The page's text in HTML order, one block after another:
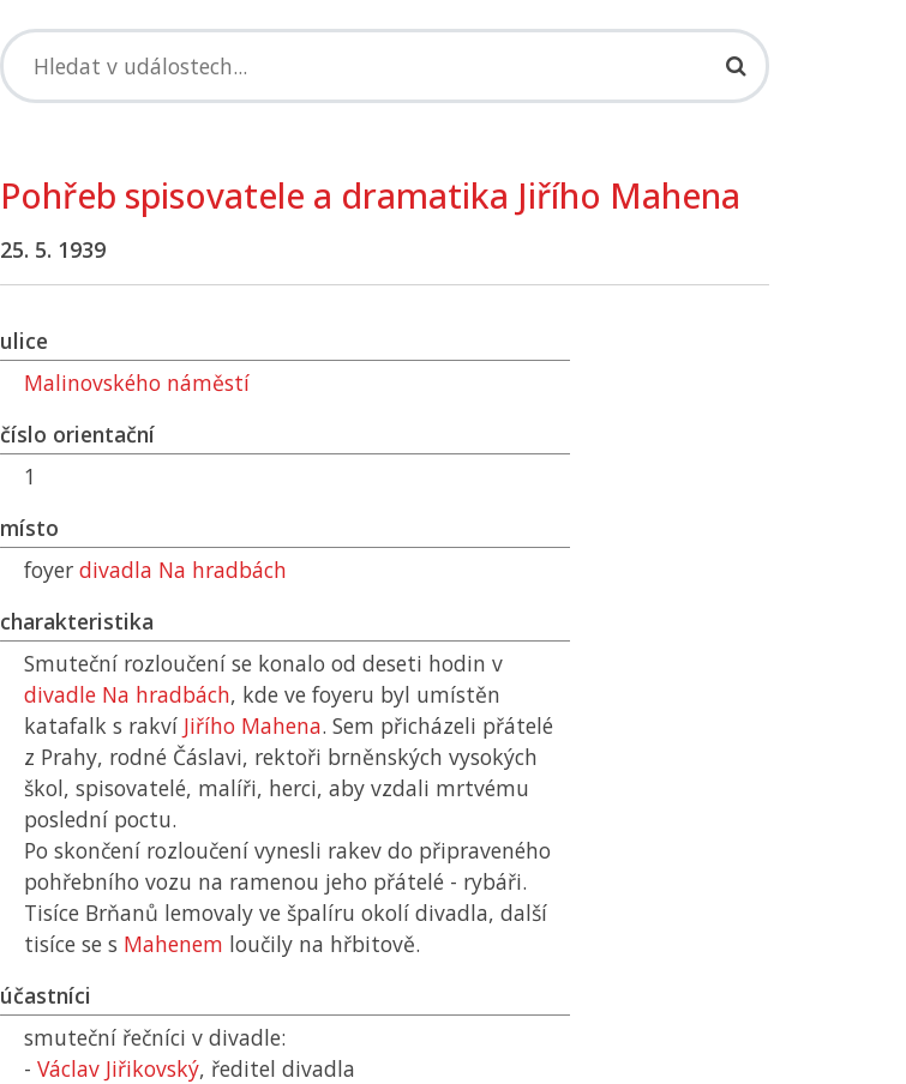
Pohřeb spisovatele a dramatika Jiřího Mahena
25. 5. 1939
ulice
Malinovského náměstí
číslo orientační
1
místo
foyer divadla Na hradbách
charakteristika
Smuteční rozloučení se konalo od deseti hodin v
divadle Na hradbách, kde ve foyeru byl umístěn
katafalk s rakví Jiřího Mahena. Sem přicházeli přátelé
z Prahy, rodné Čáslavi, rektoři brněnských vysokých
škol, spisovatelé, malíři, herci, aby vzdali mrtvému
poslední poctu.
Po skončení rozloučení vynesli rakev do připraveného
pohřebního vozu na ramenou jeho přátelé - rybáři.
Tisíce Brňanů lemovaly ve špalíru okolí divadla, další
tisíce se s Mahenem loučily na hřbitově.
účastníci
smuteční řečníci v divadle:
- Václav Jiřikovský, ředitel divadla